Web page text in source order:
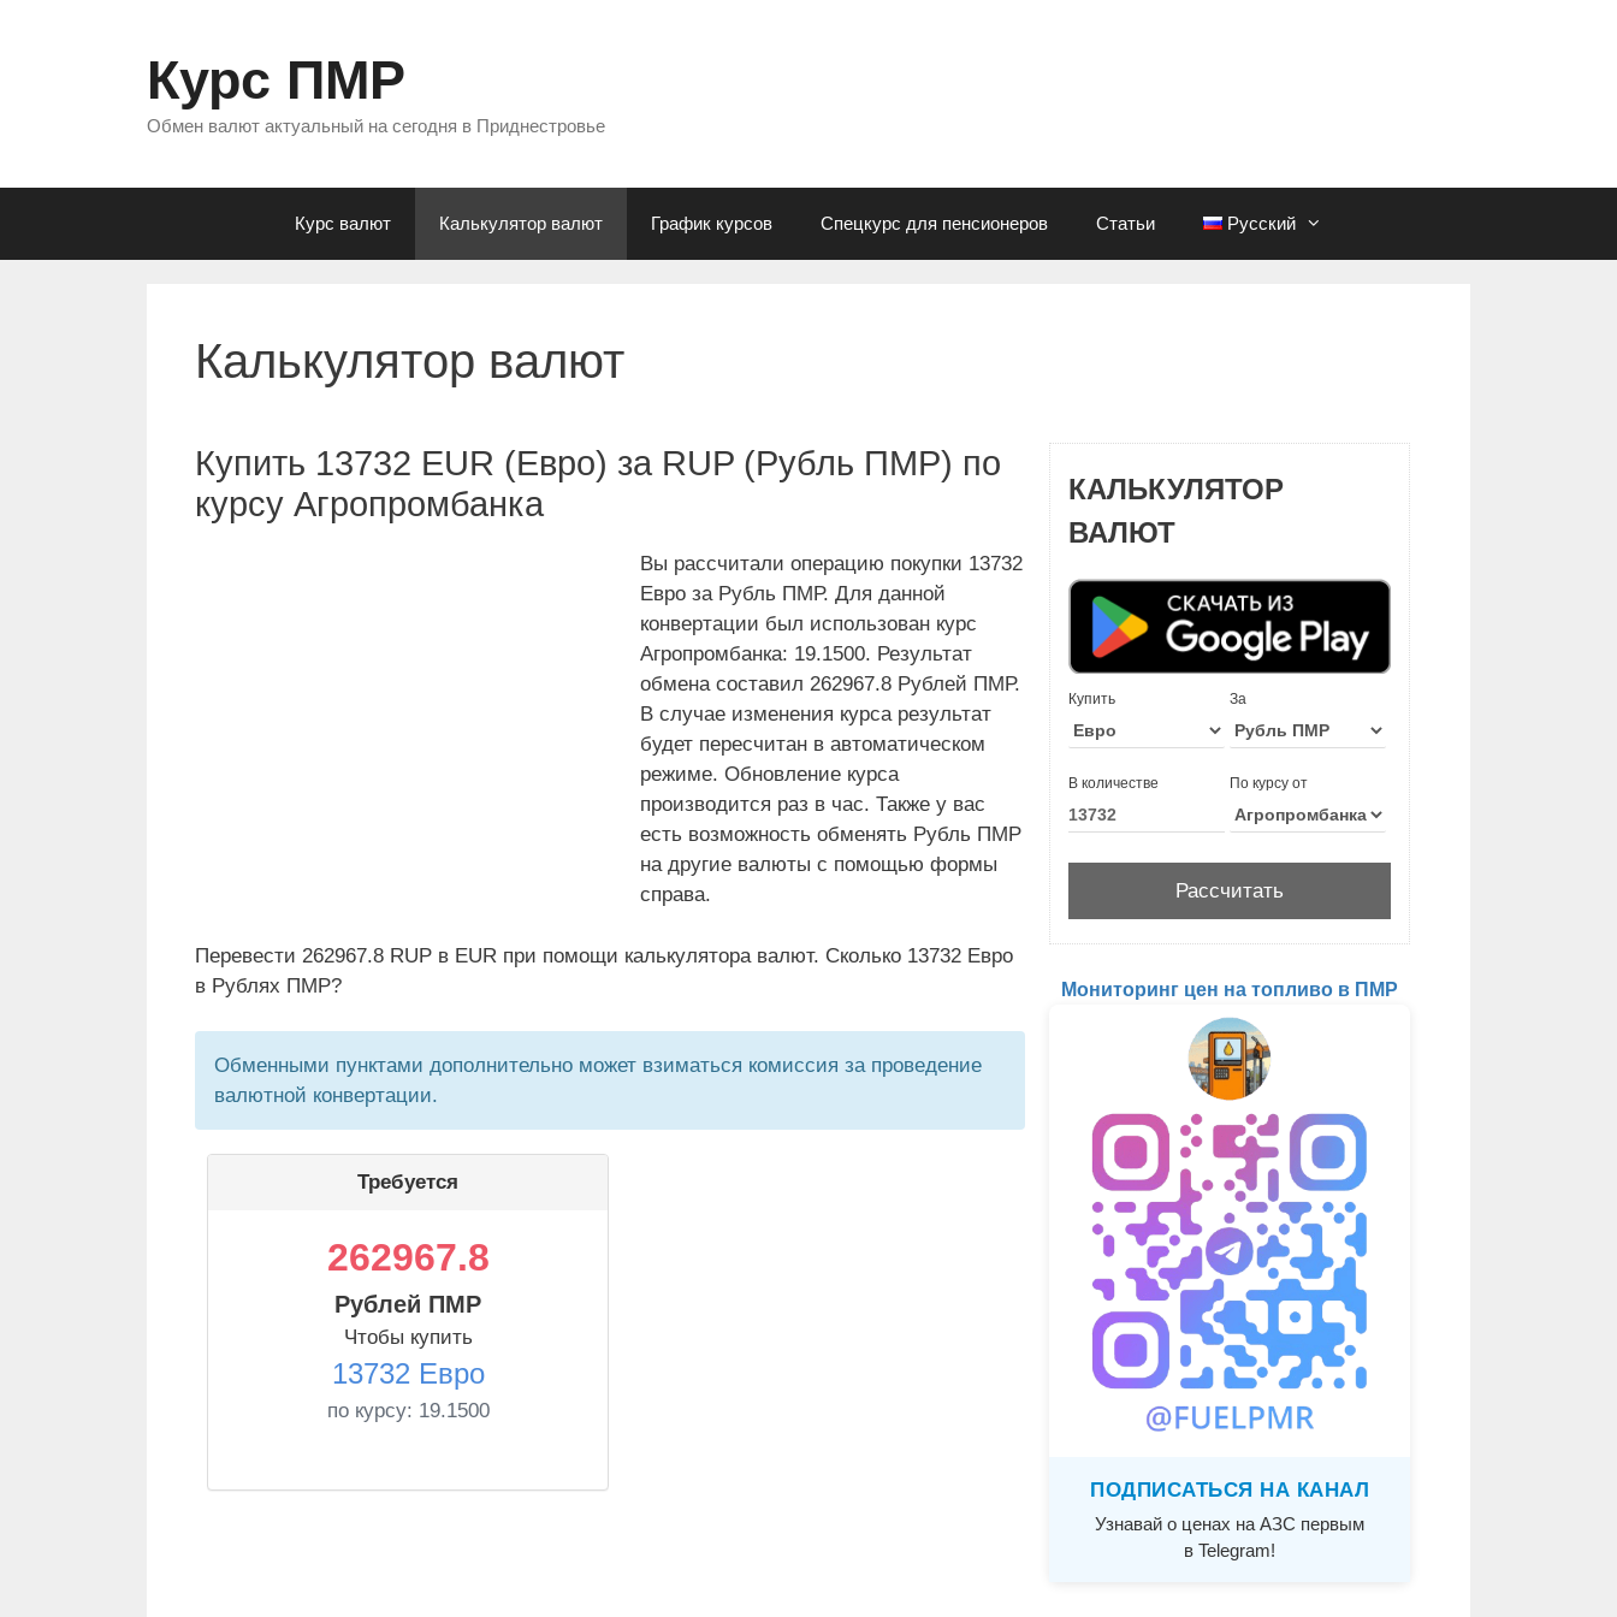
Курс ПМР
Обмен валют актуальный на сегодня в Приднестровье
Курс валют Калькулятор валют График курсов Спецкурс для пенсионеров Статьи Русский
Калькулятор валют
Купить 13732 EUR (Евро) за RUP (Рубль ПМР) по
курсу Агропромбанка
Вы рассчитали операцию покупки 13732
Евро за Рубль ПМР. Для данной
конвертации был использован курс
Агропромбанка: 19.1500. Результат
обмена составил 262967.8 Рублей ПМР.
В случае изменения курса результат
будет пересчитан в автоматическом
режиме. Обновление курса
производится раз в час. Также у вас
есть возможность обменять Рубль ПМР
на другие валюты с помощью формы
справа.
Перевести 262967.8 RUP в EUR при помощи калькулятора валют. Сколько 13732 Евро
в Рублях ПМР?
Обменными пунктами дополнительно может взиматься комиссия за проведение
валютной конвертации.
Требуется
262967.8
Рублей ПМР
Чтобы купить
13732 Евро
по курсу: 19.1500
КАЛЬКУЛЯТОР
ВАЛЮТ
Купить За
В количестве По курсу от
Мониторинг цен на топливо в ПМР
ПОДПИСАТЬСЯ НА КАНАЛ
Узнавай о ценах на АЗС первым
в Telegram!